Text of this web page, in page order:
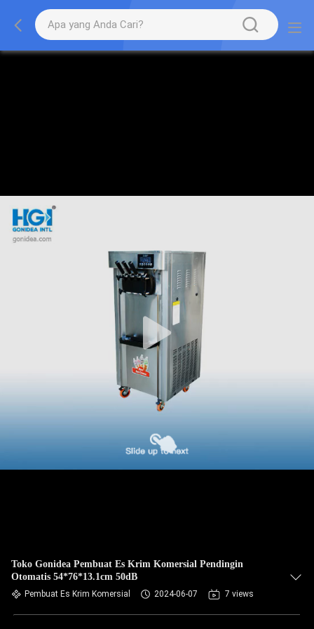
Toko Gonidea Pembuat Es Krim Komersial Pendingin
Otomatis 54*76*13.1cm 50dB
Pembuat Es Krim Komersial 2024-06-07 7 views